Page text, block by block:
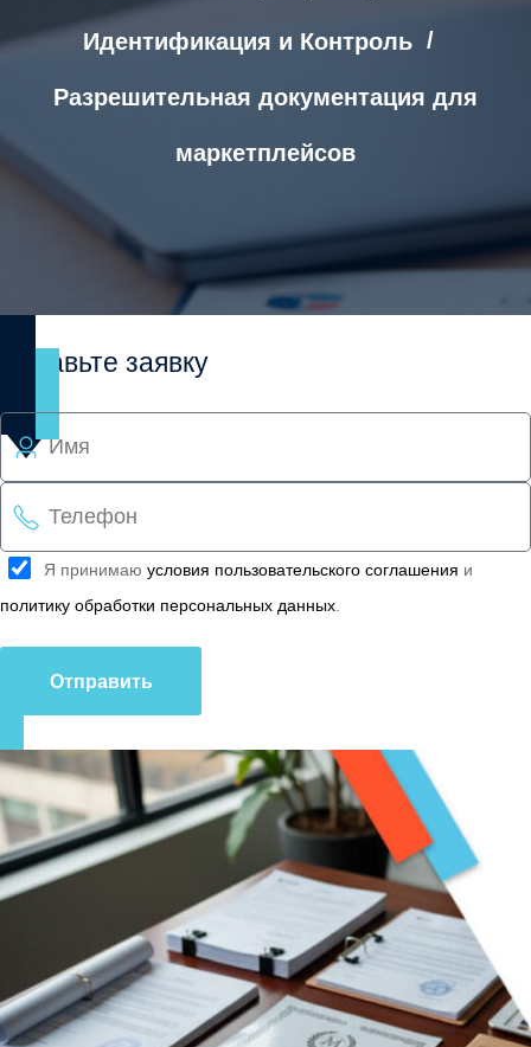
Идентификация и Контроль
Разрешительная документация для
маркетплейсов
Оставьте заявку
Я принимаю условия пользовательского соглашения и
политику обработки персональных данных
Отправить